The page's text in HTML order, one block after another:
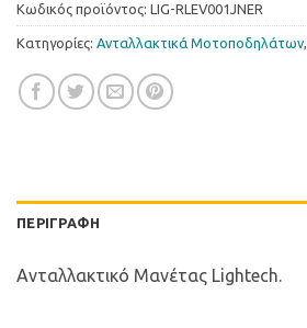
Κωδικός προϊόντος: LIG-RLEV001JNER
Κατηγορίες: Ανταλλακτικά Μοτοποδηλάτων,
ΠΕΡΙΓΡΑΦΉ
Ανταλλακτικό Μανέτας Lightech.